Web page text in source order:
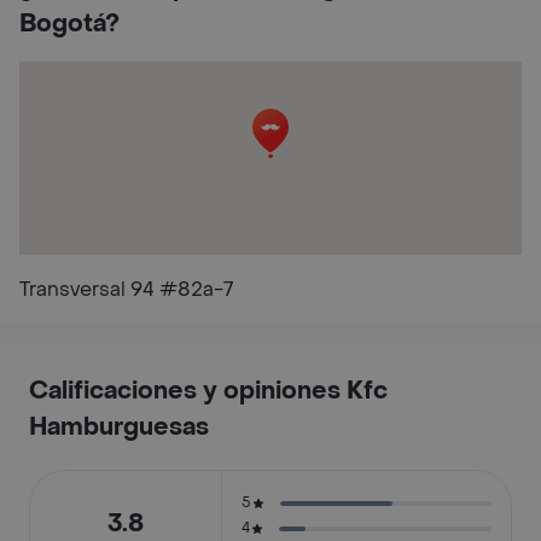
Bogotá?
Transversal 94 #82a-7
Calificaciones y opiniones Kfc
Hamburguesas
3.8
5
4